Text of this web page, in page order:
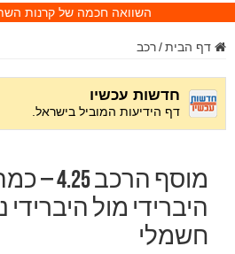
השוואה חכמה של קרנות
דף הבית / רכב
מוסף
היברידי מול היברידי
חשמלי